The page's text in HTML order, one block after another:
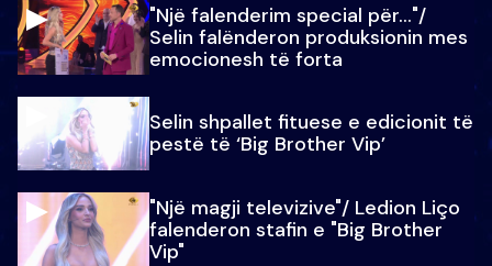
"Një falenderim special për…"/
Selin falënderon produksionin mes
emocionesh të forta
Selin shpallet fituese e edicionit të
pestë të ‘Big Brother Vip’
"Një magji televizive"/ Ledion Liço
falenderon stafin e "Big Brother
Vip"